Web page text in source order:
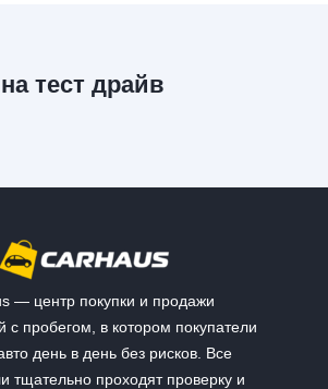
тест драйв
— центр покупки и продажи
с пробегом, в котором покупатели
день в день без рисков. Все
тщательно проходят проверку и